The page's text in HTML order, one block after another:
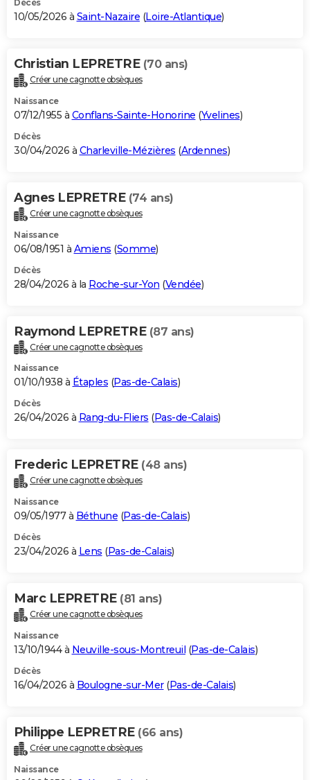
Décès
10/05/2026 à Saint-Nazaire (Loire-Atlantique)
Christian LEPRETRE (70 ans)
Créer une cagnotte obsèques
Naissance
07/12/1955 à Conflans-Sainte-Honorine (Yvelines)
Décès
30/04/2026 à Charleville-Mézières (Ardennes)
Agnes LEPRETRE (74 ans)
Créer une cagnotte obsèques
Naissance
06/08/1951 à Amiens (Somme)
Décès
28/04/2026 à la Roche-sur-Yon (Vendée)
Raymond LEPRETRE (87 ans)
Créer une cagnotte obsèques
Naissance
01/10/1938 à Étaples (Pas-de-Calais)
Décès
26/04/2026 à Rang-du-Fliers (Pas-de-Calais)
Frederic LEPRETRE (48 ans)
Créer une cagnotte obsèques
Naissance
09/05/1977 à Béthune (Pas-de-Calais)
Décès
23/04/2026 à Lens (Pas-de-Calais)
Marc LEPRETRE (81 ans)
Créer une cagnotte obsèques
Naissance
13/10/1944 à Neuville-sous-Montreuil (Pas-de-Calais)
Décès
16/04/2026 à Boulogne-sur-Mer(Pas-de-Calais)
Philippe LEPRETRE (66 ans)
Créer une cagnotte obsèques
Naissance